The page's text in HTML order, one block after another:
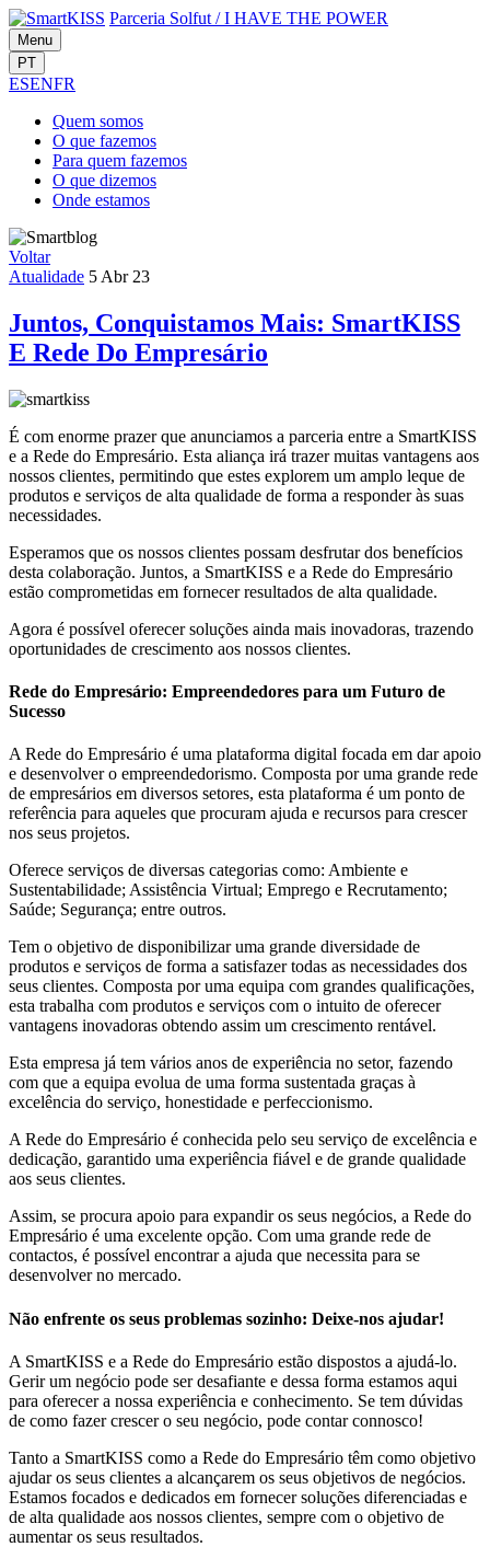
Parceria Solfut /I HAVE THE POWER
Menu
PT
ESENFR
Quem somos
O que fazemos
Para quem fazemos
O que dizemos
Onde estamos
Voltar
Atualidade 5 Abr 23
Juntos, Conquistamos Mais: SmartKISS
E Rede Do Empresário
É com enorme prazer que anunciamos a parceria entre a SmartKISS
e a Rede do Empresário. Esta aliança irá trazer muitas vantagens aos
nossos clientes, permitindo que estes explorem um amplo leque de
produtos e serviços de alta qualidade de forma a responder às suas
necessidades.
Esperamos que os nossos clientes possam desfrutar dos benefícios
desta colaboração. Juntos, a SmartKISS e a Rede do Empresário
estão comprometidas em fornecer resultados de alta qualidade.
Agora é possível oferecer soluções ainda mais inovadoras, trazendo
oportunidades de crescimento aos nossos clientes.
Rede do Empresário: Empreendedores para um Futuro de
Sucesso
A Rede do Empresário é uma plataforma digital focada em dar apoio
e desenvolver o empreendedorismo. Composta por uma grande rede
de empresários em diversos setores, esta plataforma é um ponto de
referência para aqueles que procuram ajuda e recursos para crescer
nos seus projetos.
Oferece serviços de diversas categorias como: Ambiente e
Sustentabilidade; Assistência Virtual; Emprego e Recrutamento;
Saúde; Segurança; entre outros.
Tem o objetivo de disponibilizar uma grande diversidade de
produtos e serviços de forma a satisfazer todas as necessidades dos
seus clientes. Composta por uma equipa com grandes qualificações,
esta trabalha com produtos e serviços com o intuito de oferecer
vantagens inovadoras obtendo assim um crescimento rentável.
Esta empresa já tem vários anos de experiência no setor, fazendo
com que a equipa evolua de uma forma sustentada graças à
excelência do serviço, honestidade e perfeccionismo.
A Rede do Empresário é conhecida pelo seu serviço de excelência e
dedicação, garantido uma experiência fiável e de grande qualidade
aos seus clientes.
Assim, se procura apoio para expandir os seus negócios, a Rede do
Empresário é uma excelente opção. Com uma grande rede de
contactos, é possível encontrar a ajuda que necessita para se
desenvolver no mercado.
Não enfrente os seus problemas sozinho: Deixe-nos ajudar!
A SmartKISS e a Rede do Empresário estão dispostos a ajudá-lo.
Gerir um negócio pode ser desafiante e dessa forma estamos aqui
para oferecer a nossa experiência e conhecimento. Se tem dúvidas
de como fazer crescer o seu negócio, pode contar connosco!
Tanto a SmartKISS como a Rede do Empresário têm como objetivo
ajudar os seus clientes a alcançarem os seus objetivos de negócios.
Estamos focados e dedicados em fornecer soluções diferenciadas e
de alta qualidade aos nossos clientes, sempre com o objetivo de
aumentar os seus resultados.